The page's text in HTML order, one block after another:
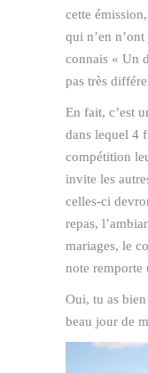
cette
qui n’en
connais « Un
pas très
En fait, c’est
dans lequel 4
compétition
invite les
celles-ci
repas,
mariages, le
note remporte
Oui, tu as
beau jour de